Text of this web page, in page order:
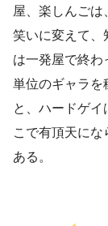
屋、楽しんご
笑いに変えて、
は一発屋で終わ
単位のギャラを
と、ハードゲ
こで有頂天に
ある。